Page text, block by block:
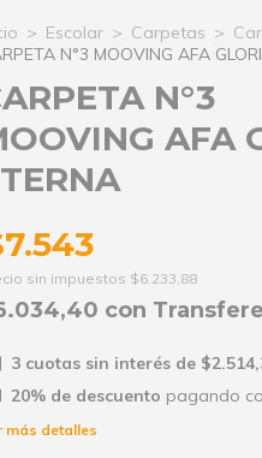
> Escolar > Carpetas >
N°3 MOOVING AFA
N°3
AFA
sin impuestos $6.233,88
con
3 cuotas sin interés de
20% de descuento pagando
más detalles